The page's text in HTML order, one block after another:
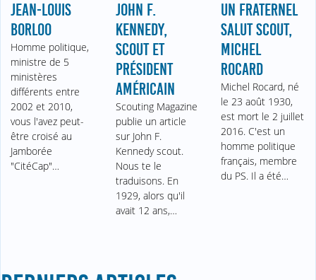
JEAN-LOUIS
BORLOO
Homme politique,
ministre de 5
ministères
différents entre
2002 et 2010,
vous l'avez peut-
être croisé au
Jamborée
"CitéCap"…
JOHN F.
KENNEDY,
SCOUT ET
PRÉSIDENT
AMÉRICAIN
Scouting Magazine
publie un article
sur John F.
Kennedy scout.
Nous te le
traduisons. En
1929, alors qu'il
avait 12 ans,…
UN FRATERNEL
SALUT SCOUT,
MICHEL
ROCARD
Michel Rocard, né
le 23 août 1930,
est mort le 2 juillet
2016. C'est un
homme politique
français, membre
du PS. Il a été…